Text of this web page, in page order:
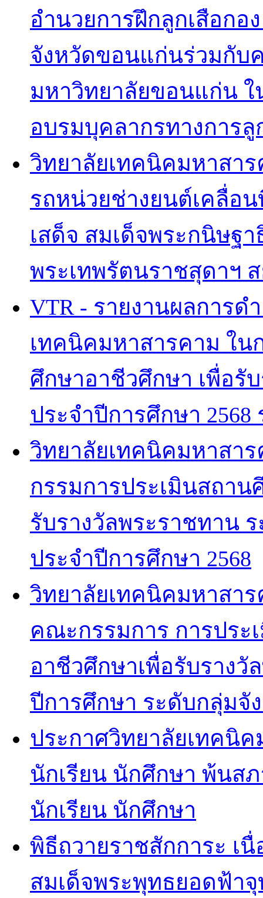
อำนวยการฝึกลูกเสือกอ
จังหวัดขอนแก่นร่วมกับ
มหาวิทยาลัยขอนแก่น ใ
อบรมบุคลากรทางการลู
วิทยาลัยเทคนิคมหาสา
รถหน่วยช่างยนต์เคลื่อ
เสด็จ สมเด็จพระกนิษฐ
พระเทพรัตนราชสุดาฯ
VTR - รายงานผลการด
เทคนิคมหาสารคาม ใน
ศึกษาอาชีวศึกษา เพื่อรั
ประจำปีการศึกษา
วิทยาลัยเทคนิคมหาสา
กรรมการประเมินสถา
รับรางวัลพระราชทาน
ประจำปีการศึกษา 2568
วิทยาลัยเทคนิคมหาสา
คณะกรรมการ การประ
อาชีวศึกษาเพื่อรับรางวั
ปีการศึกษา ระดับกลุ่มจั
ประกาศวิทยาลัยเทคนิค
นักเรียน นักศึกษา พ้นส
นักเรียน นักศึกษา
พิธีถวายราชสักการะ เ
สมเด็จพระพุทธยอดฟ้า